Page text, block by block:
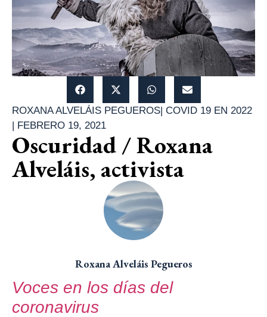
ROXANA ALVELÁIS PEGUEROS| COVID 19 EN 2022
| FEBRERO 19, 2021
Oscuridad / Roxana
Alveláis, activista
Roxana Alveláis Pegueros
Voces en los días del
coronavirus